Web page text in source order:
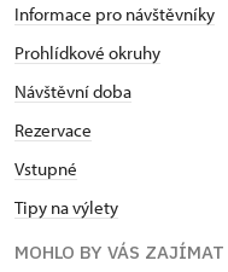
Informace pro návštěvníky
Prohlídkové okruhy
Návštěvní doba
Rezervace
Vstupné
Tipy na výlety
MOHLO BY VÁS ZAJÍMAT